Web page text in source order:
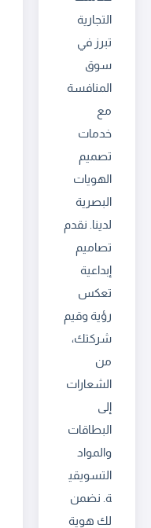
التجارية
تبرز في
سوق
المنافسة
مع
خدمات
تصميم
الهويات
البصرية
لدينا. نقدم
تصاميم
إبداعية
تعكس
رؤية وقيم
شركتك،
من
الشعارات
إلى
البطاقات
والمواد
التسويقي
ة. نضمن
لك هوية